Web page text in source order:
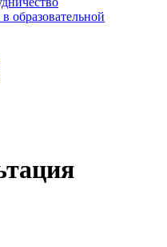
образовательной